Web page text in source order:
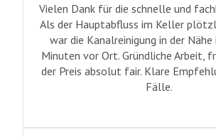
Vielen Dank für die schnelle und
Als der Hauptabfluss im Keller
war die Kanalreinigung in der Nähe
Minuten vor Ort. Gründliche Arbeit,
der Preis absolut fair. Klare
Fälle.